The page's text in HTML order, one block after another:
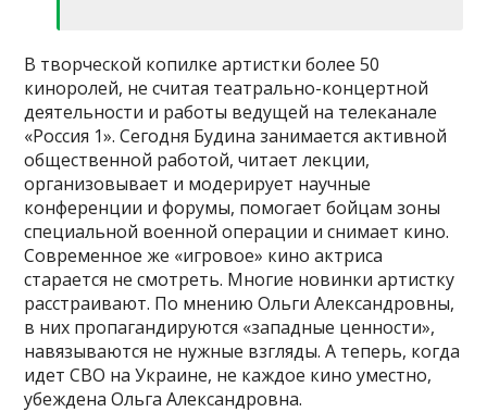
В творческой копилке артистки более 50
киноролей, не считая театрально-концертной
деятельности и работы ведущей на телеканале
«Россия 1». Сегодня Будина занимается активной
общественной работой, читает лекции,
организовывает и модерирует научные
конференции и форумы, помогает бойцам зоны
специальной военной операции и снимает кино.
Современное же «игровое» кино актриса
старается не смотреть. Многие новинки артистку
расстраивают. По мнению Ольги Александровны,
в них пропагандируются «западные ценности»,
навязываются не нужные взгляды. А теперь, когда
идет СВО на Украине, не каждое кино уместно,
убеждена Ольга Александровна.